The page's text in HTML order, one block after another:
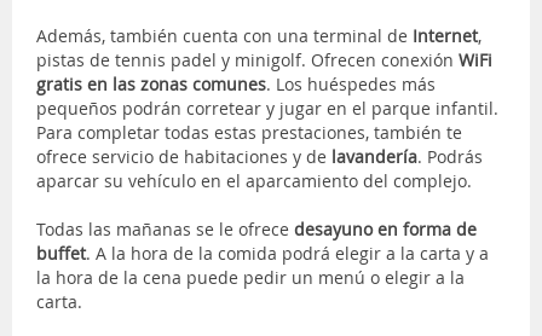
Además, también cuenta con una terminal de Internet,
pistas de tennis padel y minigolf. Ofrecen conexión WiFi
gratis en las zonas comunes. Los huéspedes más
pequeños podrán corretear y jugar en el parque infantil.
Para completar todas estas prestaciones, también te
ofrece servicio de habitaciones y de lavandería. Podrás
aparcar su vehículo en el aparcamiento del complejo.
Todas las mañanas se le ofrece desayuno en forma de
buffet. A la hora de la comida podrá elegir a la carta y a
la hora de la cena puede pedir un menú o elegir a la
carta.